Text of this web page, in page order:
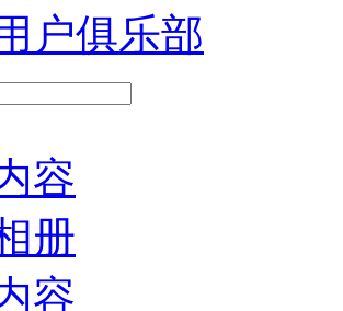
户俱乐部
容
册
容